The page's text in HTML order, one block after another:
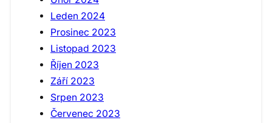
Leden 2024
Prosinec 2023
Listopad 2023
Říjen 2023
Září 2023
Srpen 2023
Červenec 2023